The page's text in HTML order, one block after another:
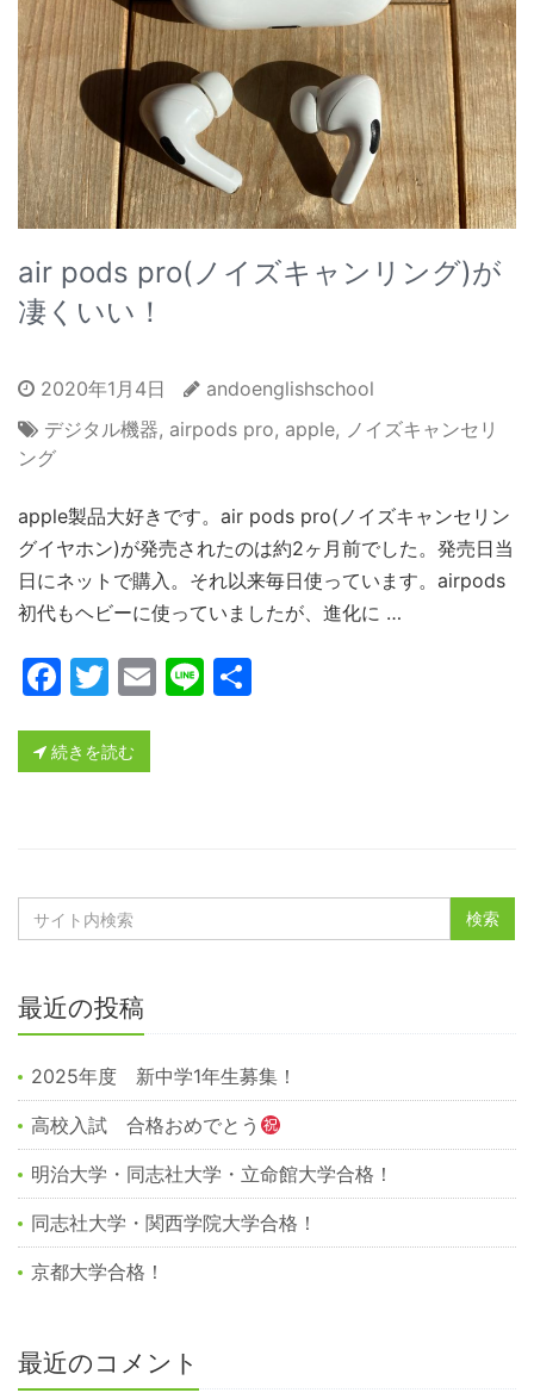
air pods pro(ノイズキャンリング)が
凄くいい！
2020年1月4日
andoenglishschool
デジタル機器, airpods pro, apple, ノイズキャンセリ
ング
apple製品大好きです。air pods pro(ノイズキャンセリン
グイヤホン)が発売されたのは約2ヶ月前でした。発売日当
日にネットで購入。それ以来毎日使っています。airpods
初代もヘビーに使っていましたが、進化に …
Facebook
Twitter
Email
Line
続きを読む
最近の投稿
2025年度 新中学1年生募集！
高校入試 合格おめでとう
明治大学・同志社大学・立命館大学合格！
同志社大学・関西学院大学合格！
京都大学合格！
最近のコメント